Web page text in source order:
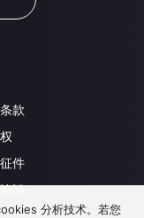
款
件
談
分析技术。若您